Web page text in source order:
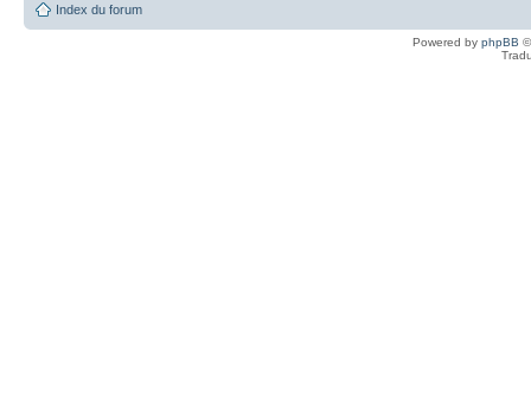
Index du forum
Powered by phpBB